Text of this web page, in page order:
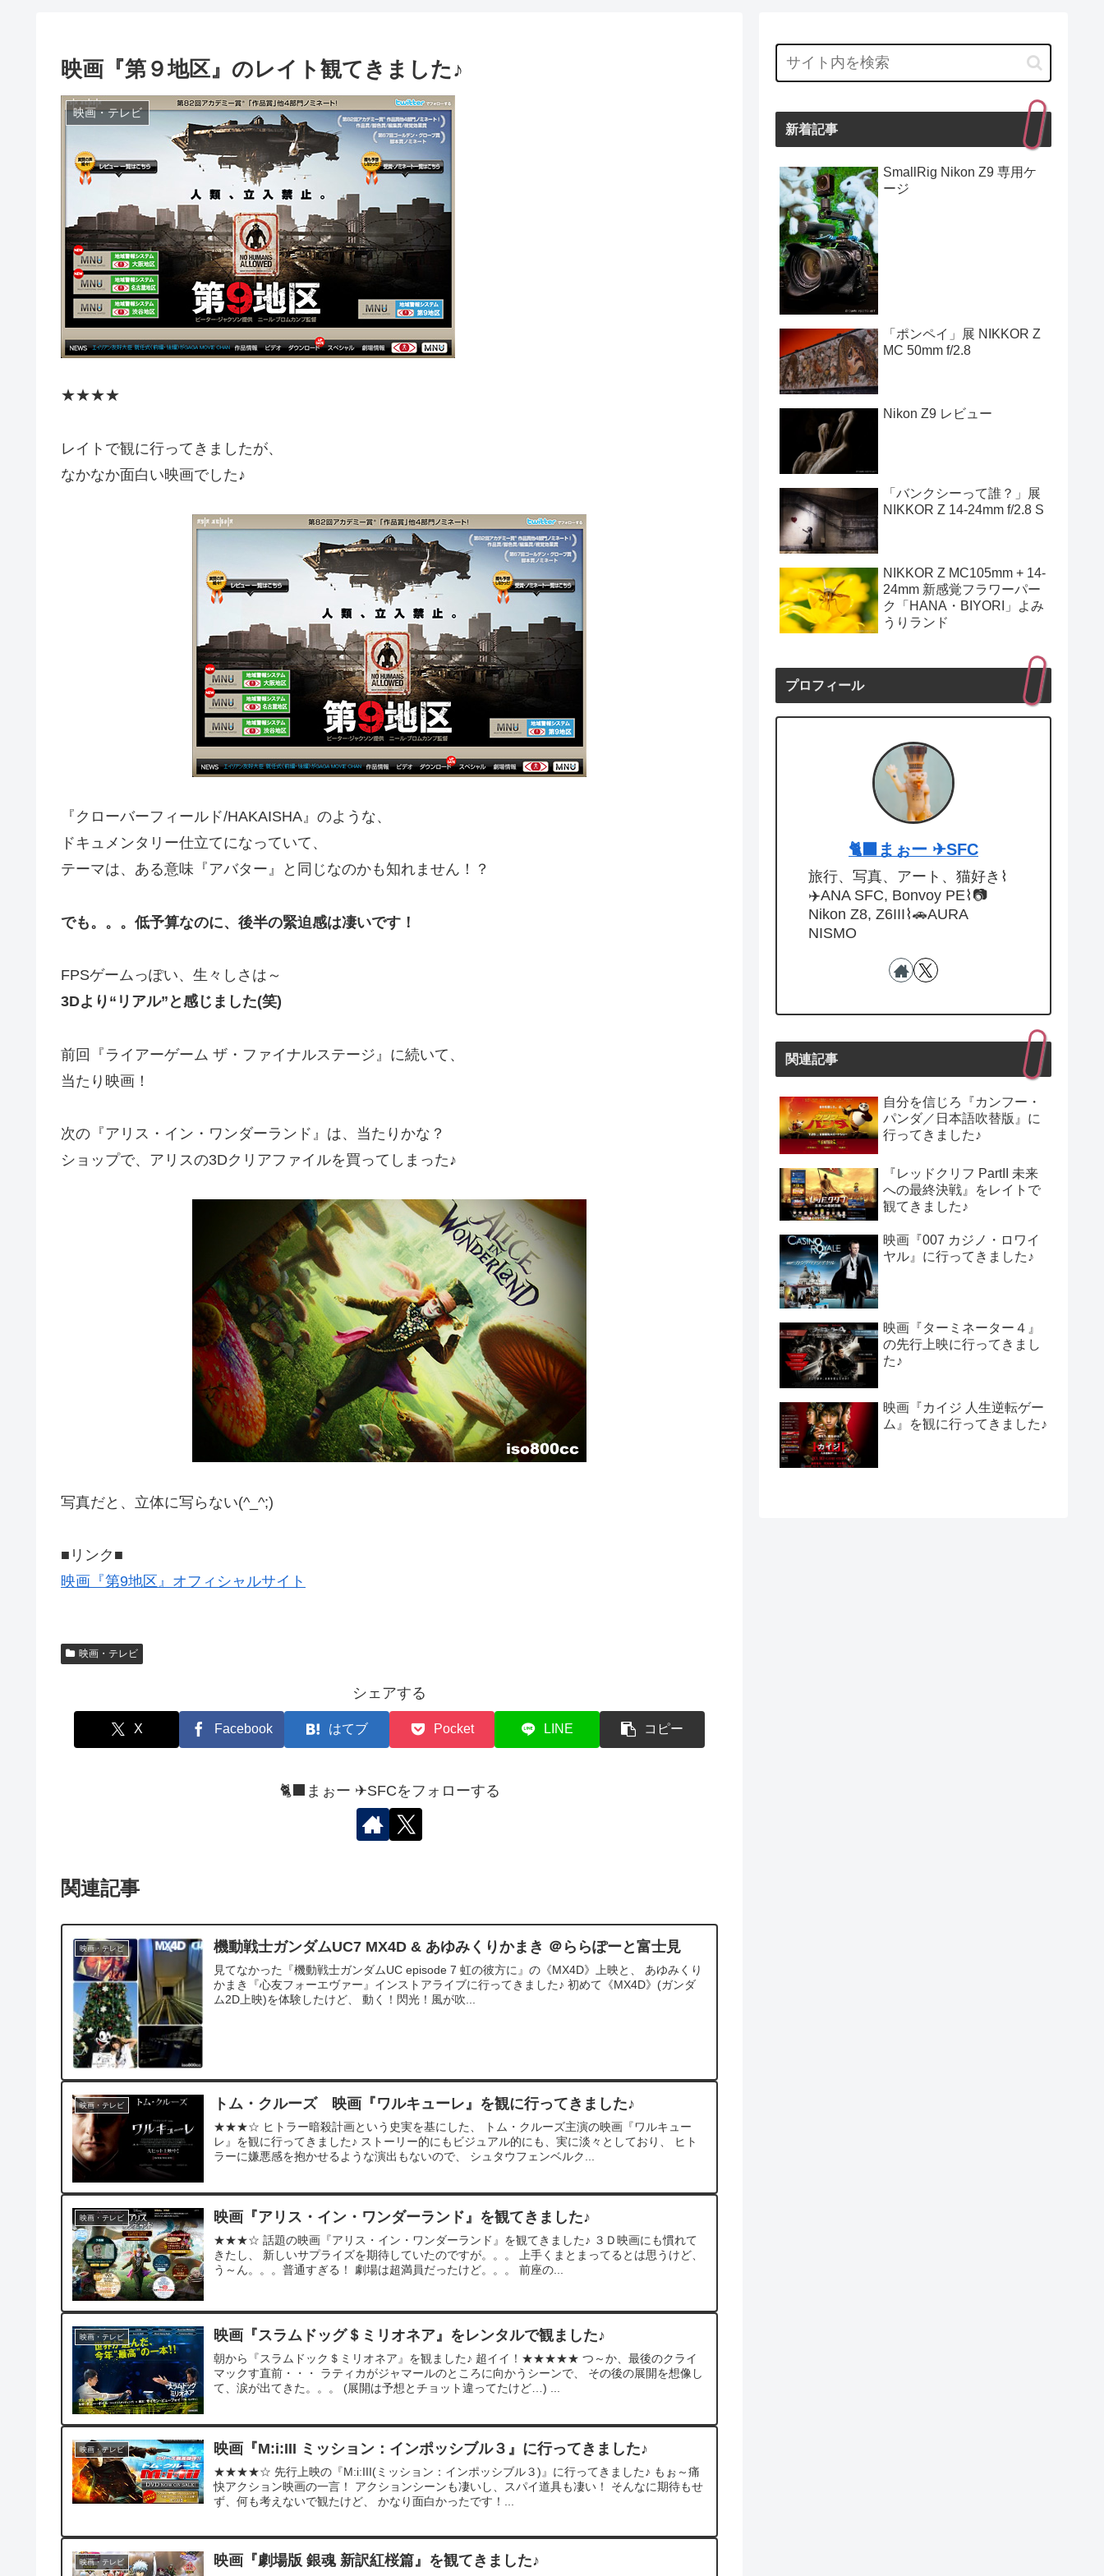
映画『第９地区』のレイト観てきました♪
映画・テレビ
★★★★
レイトで観に行ってきましたが、
なかなか面白い映画でした♪
『クローバーフィールド/HAKAISHA』のような、
ドキュメンタリー仕立てになっていて、
テーマは、ある意味『アバター』と同じなのかも知れません！？
でも。。。低予算なのに、後半の緊迫感は凄いです！
FPSゲームっぽい、生々しさは～
3Dより“リアル”と感じました(笑)
前回『ライアーゲーム ザ・ファイナルステージ』に続いて、
当たり映画！
次の『アリス・イン・ワンダーランド』は、当たりかな？
ショップで、アリスの3Dクリアファイルを買ってしまった♪
写真だと、立体に写らない(^_^;)
■リンク■
映画『第9地区』オフィシャルサイト
映画・テレビ
シェアする
X Facebook はてブ Pocket LINE コピー
🐈‍⬛まぉー ✈︎SFCをフォローする
関連記事
映画・テレビ 機動戦士ガンダムUC7 MX4D & あゆみくりかまき ＠ららぽーと富士見
見てなかった『機動戦士ガンダムUC episode 7 虹の彼方に』の《MX4D》上映と、 あゆみくり
かまき『心友フォーエヴァー』インストアライブに行ってきました♪ 初めて《MX4D》(ガンダ
ム2D上映)を体験したけど、 動く！閃光！風が吹...
映画・テレビ トム・クルーズ 映画『ワルキューレ』を観に行ってきました♪
★★★☆ ヒトラー暗殺計画という史実を基にした、 トム・クルーズ主演の映画『ワルキュー
レ』を観に行ってきました♪ ストーリー的にもビジュアル的にも、実に淡々としており、 ヒト
ラーに嫌悪感を抱かせるような演出もないので、 シュタウフェンベルク...
映画・テレビ 映画『アリス・イン・ワンダーランド』を観てきました♪
★★★☆ 話題の映画『アリス・イン・ワンダーランド』を観てきました♪ ３Ｄ映画にも慣れて
きたし、 新しいサプライズを期待していたのですが。。。 上手くまとまってるとは思うけど、
う～ん。。。普通すぎる！ 劇場は超満員だったけど。。。 前座の...
映画・テレビ 映画『スラムドッグ＄ミリオネア』をレンタルで観ました♪
朝から『スラムドック＄ミリオネア』を観ました♪ 超イイ！★★★★★ つ～か、最後のクライ
マックす直前・・・ ラティカがジャマールのところに向かうシーンで、 その後の展開を想像し
て、涙が出てきた。。。 (展開は予想とチョット違ってたけど…) ...
映画・テレビ 映画『M:i:III ミッション：インポッシブル３』に行ってきました♪
★★★★☆ 先行上映の『M:i:III(ミッション：インポッシブル３)』に行ってきました♪ もぉ～痛
快アクション映画の一言！ アクションシーンも凄いし、スパイ道具も凄い！ そんなに期待もせ
ず、何も考えないで観たけど、 かなり面白かったです！...
映画・テレビ 映画『劇場版 銀魂 新訳紅桜篇』を観てきました♪
新着記事
SmallRig Nikon Z9 専用ケ
ージ
「ポンペイ」展 NIKKOR Z
MC 50mm f/2.8
Nikon Z9 レビュー
「バンクシーって誰？」展
NIKKOR Z 14-24mm f/2.8 S
NIKKOR Z MC105mm + 14-
24mm 新感覚フラワーパー
ク「HANA・BIYORI」よみ
うりランド
プロフィール
🐈‍⬛まぉー ✈︎SFC
旅行、写真、アート、猫好き⌇
✈️ANA SFC, Bonvoy PE⌇📷
Nikon Z8, Z6III⌇🚗AURA
NISMO
関連記事
自分を信じろ『カンフー・
パンダ／日本語吹替版』に
行ってきました♪
『レッドクリフ PartII 未来
への最終決戦』をレイトで
観てきました♪
映画『007 カジノ・ロワイ
ヤル』に行ってきました♪
映画『ターミネーター４』
の先行上映に行ってきまし
た♪
映画『カイジ 人生逆転ゲー
ム』を観に行ってきました♪